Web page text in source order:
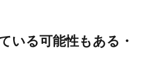
いる可能性もある・